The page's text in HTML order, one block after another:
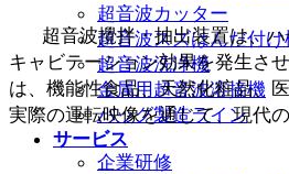
超音波カッター
超音波スズはんだ付け
超音波洗浄機
金属用超音波溶接機
バッグ製造ライン
サービス
企業研修
超音波攪拌・抽出装置は、
キャビテーション効果を発生さ
は、機能性食品、天然化粧品、
実際の運転映像を通じて、現代